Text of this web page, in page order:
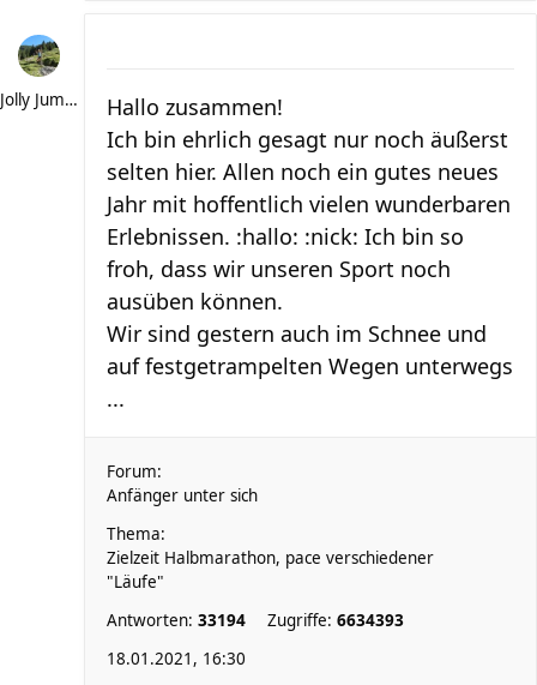
Jolly Jumper
Hallo zusammen!
Ich bin ehrlich gesagt nur noch äußerst
selten hier. Allen noch ein gutes neues
Jahr mit hoffentlich vielen wunderbaren
Erlebnissen. :hallo: :nick: Ich bin so
froh, dass wir unseren Sport noch
ausüben können.
Wir sind gestern auch im Schnee und
auf festgetrampelten Wegen unterwegs
...
Forum:
Anfänger unter sich
Thema:
Zielzeit Halbmarathon, pace verschiedener
"Läufe"
Antworten: 33194 Zugriffe: 6634393
18.01.2021, 16:30